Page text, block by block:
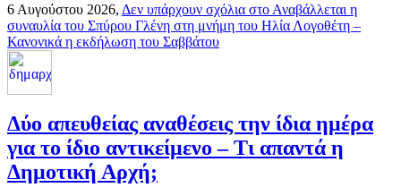
6 Αυγούστου 2026, Δεν υπάρχουν σχόλια στο Αναβάλλεται η
συναυλία του Σπύρου Γλένη στη μνήμη του Ηλία Λογοθέτη –
Κανονικά η εκδήλωση του Σαββάτου
Δύο απευθείας αναθέσεις την ίδια ημέρα
για το ίδιο αντικείμενο – Τι απαντά η
Δημοτική Αρχή;